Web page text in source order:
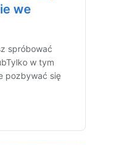
we
spróbować
w tym
pozbywać się